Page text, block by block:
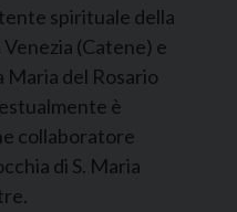
spirituale della
Venezia (Catene) e
Maria del Rosario
è
collaboratore
di S. Maria